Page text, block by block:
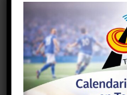
reafirmar el compromiso
al servicio de la verdad y
-